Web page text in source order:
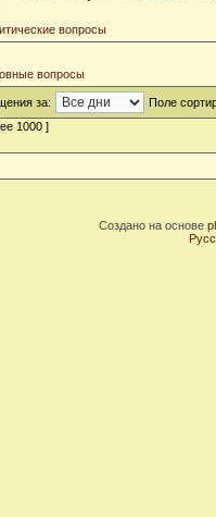
вопросы
вопросы
за:
Поле
1000 ]
Создано на основе